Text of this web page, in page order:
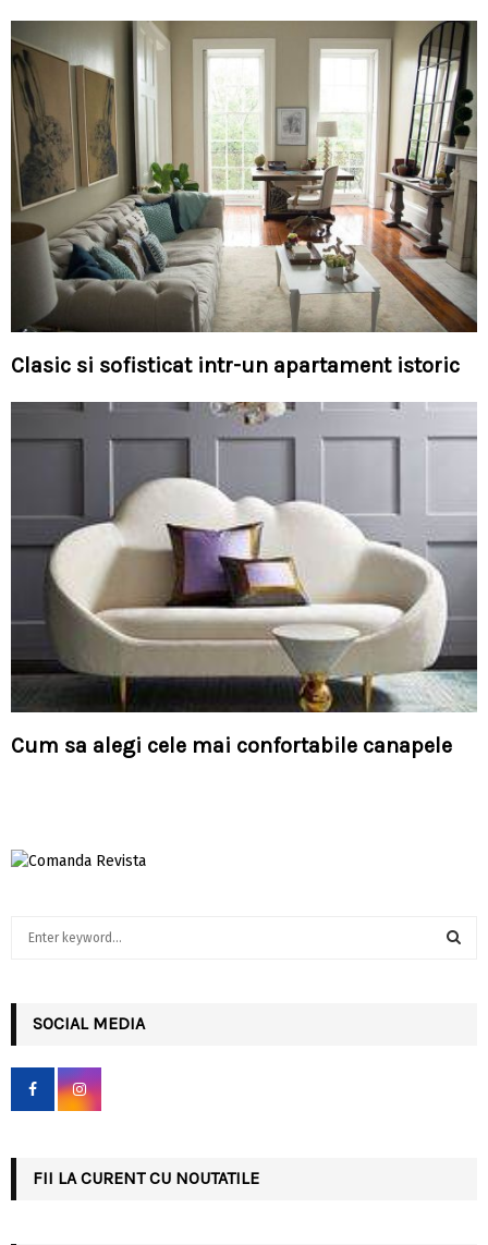
Clasic si sofisticat intr-un apartament istoric
Cum sa alegi cele mai confortabile canapele
h
f
r
SOCIAL MEDIA
FII LA CURENT CU NOUTATILE